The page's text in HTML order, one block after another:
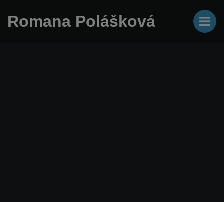
Romana Polášková